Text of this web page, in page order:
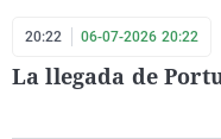
20:22 06-07-2026 20:22
La llegada de